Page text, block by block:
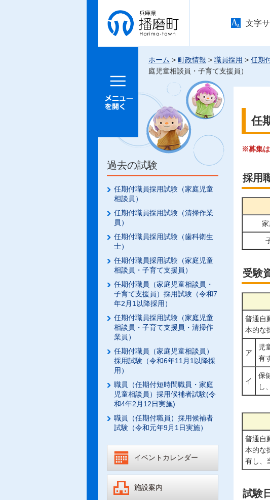
兵庫県 播
磨町
文字
メニュー
ホーム > 町政情報 > 職員採用 > 任期
庭児童相談員・子育て支援員）
過去の試験
任期付職員採用試験（家庭児童
相談員）
任期付職員採用試験（清掃作業
員）
任期付職員採用試験（歯科衛生
士）
任期付職員採用試験（家庭児童
相談員・子育て支援員）
任期付職員（家庭児童相談員・
子育て支援員）採用試験（令和7
年2月1以降採用）
任期付職員採用試験（家庭児童
相談員・子育て支援員・清掃作
業員）
任期付職員（家庭児童相談員）
採用試験（令和6年11月1以降採
用）
職員（任期付短時間職員・家庭
児童相談員）採用候補者試験(令
和4年2月12日実施)
職員（任期付職員）採用候補者
試験（令和元年9月1日実施）
イベントカレンダー
施設案内
任
※募集は
採用
受験
普通自
本的な
ア
児
有
イ
保
し
普通自
本的な
有し、
試験